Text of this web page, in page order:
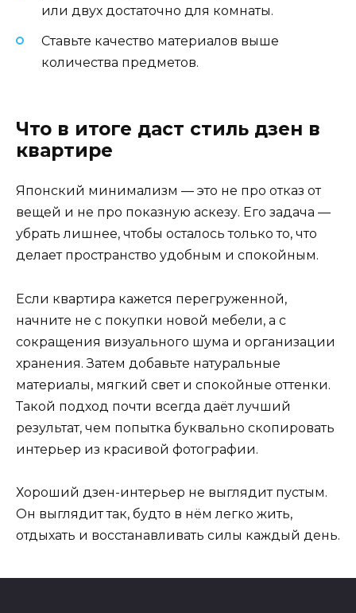
или двух достаточно для комнаты.
Ставьте качество материалов выше
количества предметов.
Что в итоге даст стиль дзен в
квартире
Японский минимализм — это не про отказ от
вещей и не про показную аскезу. Его задача —
убрать лишнее, чтобы осталось только то, что
делает пространство удобным и спокойным.
Если квартира кажется перегруженной,
начните не с покупки новой мебели, а с
сокращения визуального шума и организации
хранения. Затем добавьте натуральные
материалы, мягкий свет и спокойные оттенки.
Такой подход почти всегда даёт лучший
результат, чем попытка буквально скопировать
интерьер из красивой фотографии.
Хороший дзен-интерьер не выглядит пустым.
Он выглядит так, будто в нём легко жить,
отдыхать и восстанавливать силы каждый день.